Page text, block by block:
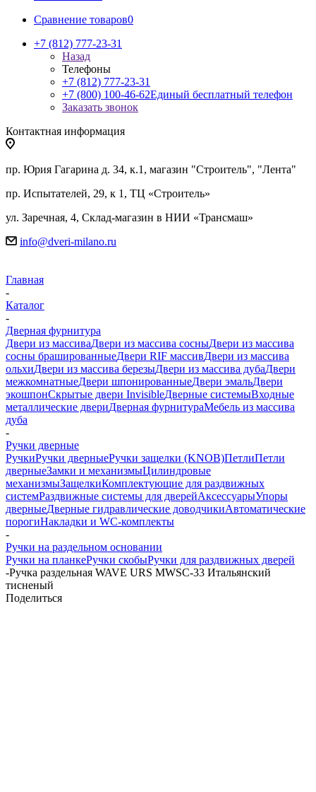
Сравнение товаров0
+7 (812) 777-23-31
Назад
Телефоны
+7 (812) 777-23-31
+7 (800) 100-46-62Единый бесплатный телефон
Заказать звонок
Контактная информация
пр. Юрия Гагарина д. 34, к.1, магазин "Строитель", "Лента"
пр. Испытателей, 29, к 1, ТЦ «Строитель»
ул. Заречная, 4, Склад-магазин в НИИ «Трансмаш»
info@dveri-milano.ru
Главная
-
Каталог
-
Дверная фурнитура
Двери из массиваДвери из массива сосныДвери из массива
сосны брашированныеДвери RIF массивДвери из массива
ольхиДвери из массива березыДвери из массива дубаДвери
межкомнатныеДвери шпонированныеДвери эмальДвери
экошпонСкрытые двери InvisibleДверные системыВходные
металлические двериДверная фурнитураМебель из массива
дуба
-
Ручки дверные
РучкиРучки дверныеРучки защелки (KNOB)ПетлиПетли
дверныеЗамки и механизмыЦилиндровые
механизмыЗащелкиКомплектующие для раздвижных
системРаздвижные системы для дверейАксессуарыУпоры
дверныеДверные гидравлические доводчикиАвтоматические
порогиНакладки и WC-комплекты
-
Ручки на раздельном основании
Ручки на планкеРучки скобыРучки для раздвижных дверей
-Ручка раздельная WAVE URS MWSC-33 Итальянский
тисненый
Поделиться